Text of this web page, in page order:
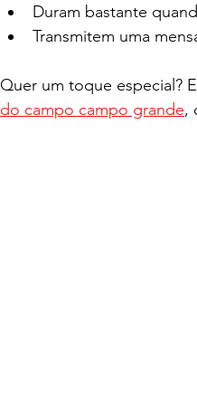
Duram bastante
Transmitem uma
Quer um toque especial?
do campo campo grande,